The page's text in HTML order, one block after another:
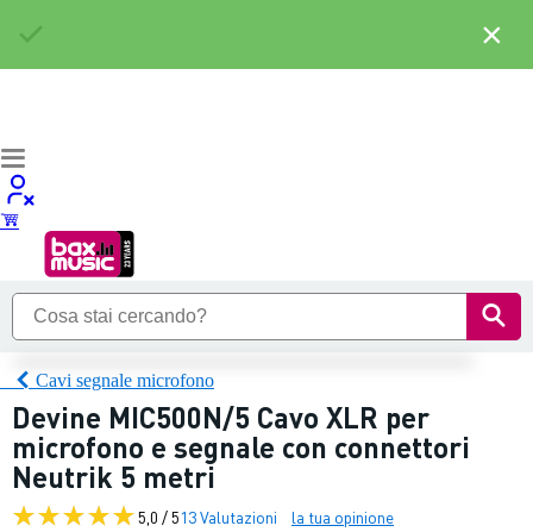
Cavi segnale microfono
Devine MIC500N/5 Cavo XLR per
microfono e segnale con connettori
Neutrik 5 metri
5,0 / 513 Valutazioni la tua opinione
×